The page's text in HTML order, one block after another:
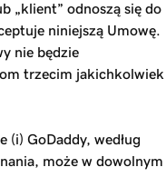
„klient” odnoszą się do
niniejszą Umowę.
nie będzie
trzecim jakichkolwiek
GoDaddy, według
może w dowolnym